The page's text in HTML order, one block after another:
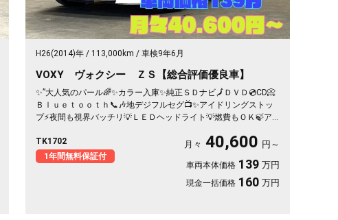
H26(2014)年 113,000km 車検9年6月
VOXY ヴォクシー ＺＳ【総合評価優良車】
✨”大人気のパール🌈✨カラー入庫✨純正ＳＤナビ🗾ＤＶＤ💿CD📀
Ｂｌｕｅｔｏｏｔｈ📞🎶地デジフルセグ📺✨アイドリングストッ
プ⚡夜間も視界バッチリ💡ＬＥＤヘッドライト💡燃費もＯＫ🍃ア
ナー😁✨左パワースライドドア🍀１台で８人も乗れる魅力的な車
両😍《1年保証》
TK1702
1年間無料保証付
月々 40,600 円～
車両本体価格 139 万円
現金一括価格 160 万円